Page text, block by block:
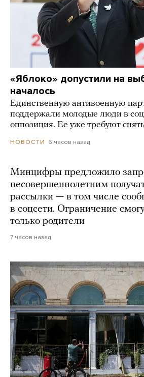
«Яблоко» допустили на
началось
Единственную антивоенную
поддержали молодые люди в
оппозиция. Ее уже требуют
НОВОСТИ 6 часов назад
Минцифры предложило
несовершеннолетним
рассылки — в том числе
в соцсети. Ограничение
только родители
7 часов назад